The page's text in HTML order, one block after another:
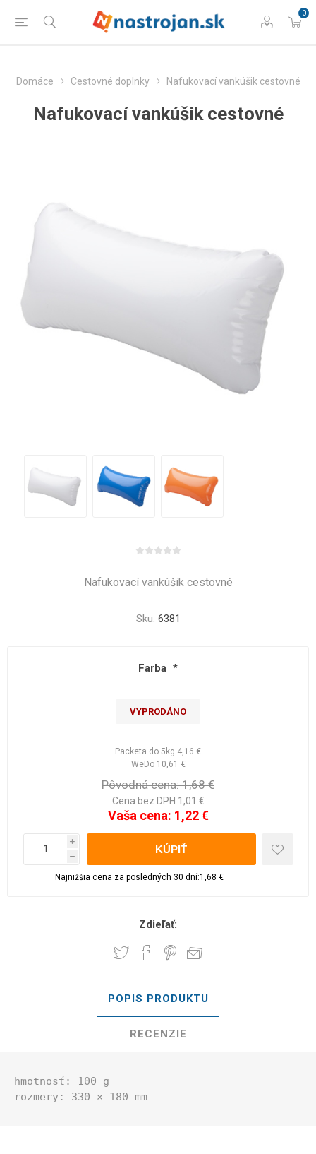
0
Domáce Cestovné doplnky Nafukovací vankúšik cestovné
Nafukovací vankúšik cestovné
Nafukovací vankúšik cestovné
Sku: 6381
Farba *
VYPRODÁNO
Packeta do 5kg 4,16 €
WeDo 10,61 €
Pôvodná cena: 1,68 €
Cena bez DPH 1,01 €
Vaša cena: 1,22 €
i
h
Najnižšia cena za posledných 30 dní:1,68 €
Zdieľať:
POPIS PRODUKTU
RECENZIE
hmotnosť: 100 g
rozmery: 330 × 180 mm